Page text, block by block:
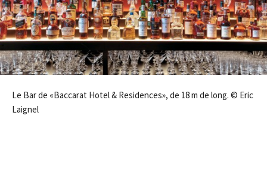
Le Bar de «Baccarat Hotel & Residences», de 18 m de long. © Eric
Laignel